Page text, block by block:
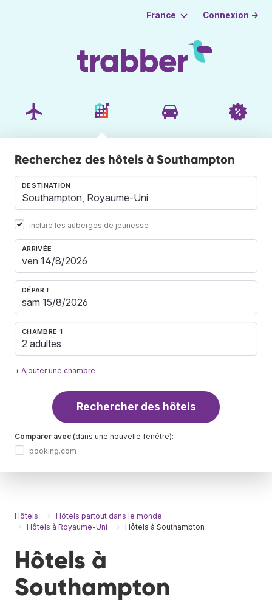
France Connexion →
Recherchez des hôtels à Southampton
DESTINATION
Inclure les auberges de jeunesse
ARRIVÉE
DÉPART
CHAMBRE 1
2 adultes
+ Ajouter une chambre
Rechercher des hôtels
Comparer avec (dans une nouvelle fenêtre):
booking.com
Hôtels
Hôtels partout dans le monde
Hôtels à Royaume-Uni
Hôtels à Southampton
Hôtels à
Southampton